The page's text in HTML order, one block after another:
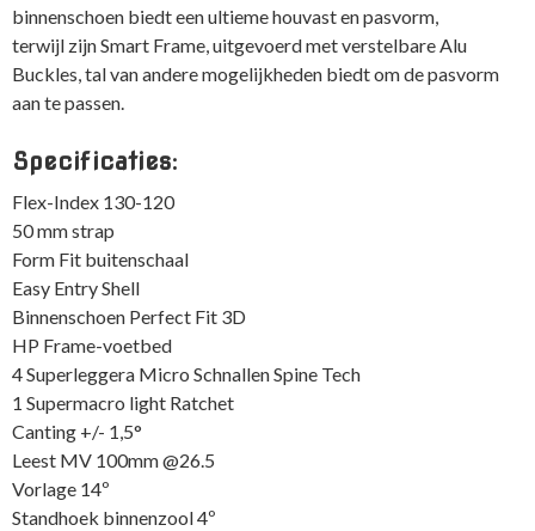
binnenschoen biedt een ultieme houvast en pasvorm,
terwijl zijn Smart Frame, uitgevoerd met verstelbare Alu
Buckles, tal van andere mogelijkheden biedt om de pasvorm
aan te passen.
Specificaties:
Flex-Index 130-120
50 mm strap
Form Fit buitenschaal
Easy Entry Shell
Binnenschoen Perfect Fit 3D
HP Frame-voetbed
4 Superleggera Micro Schnallen Spine Tech
1 Supermacro light Ratchet
Canting +/- 1,5°
Leest MV 100mm @26.5
Vorlage 14º
Standhoek binnenzool 4º